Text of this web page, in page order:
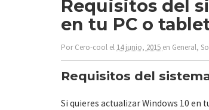
Requisitos del
en tu PC o
PorCero-cool el 14 junio, 2015 en General,
Requisitos del
Si quieres actualizar Windows 10 en